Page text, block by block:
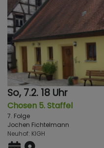
So, 7.2. 18 Uhr
Chosen 5. Staffel
7. Folge
Jochen Fichtelmann
Neuhof KlGH